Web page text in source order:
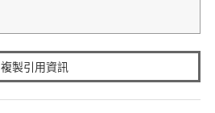
複製引用資訊